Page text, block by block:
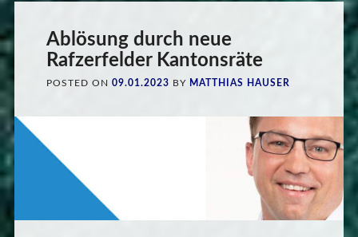
Ablösung durch neue
Rafzerfelder Kantonsräte
POSTED ON 09.01.2023 BY MATTHIAS HAUSER